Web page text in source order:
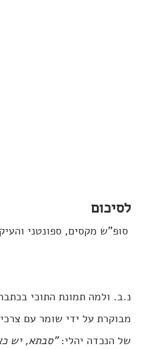
לסיכום
נ.ב. ולמה תמונת התוכי
מבוקרת על ידי שומר עם
של הנכדה יהלי: "סבתא, יש